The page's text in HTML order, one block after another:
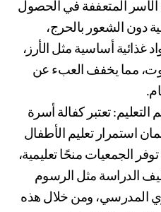
بشكل دوري لمساعدة الأسر المتعففة في الحصول
على احتياجاتها الأساسية دون الشعور بالحرج،
وتشمل هذه السلال مواد غذائية أساسية مثل الأرز،
كفالة أسرة فقيرة ودعم التعليم: تعتبر كفالة أسرة
فقيرة خطوة مهمة لضمان استمرار تعليم الأطفال
داخل هذه الأسر، حيث توفر الجمعيات منحًا تعليمية،
وتساعد في تغطية تكاليف الدراسة مثل الرسوم
المدرسية والكتب والزي المدرسي، ومن خلال هذه